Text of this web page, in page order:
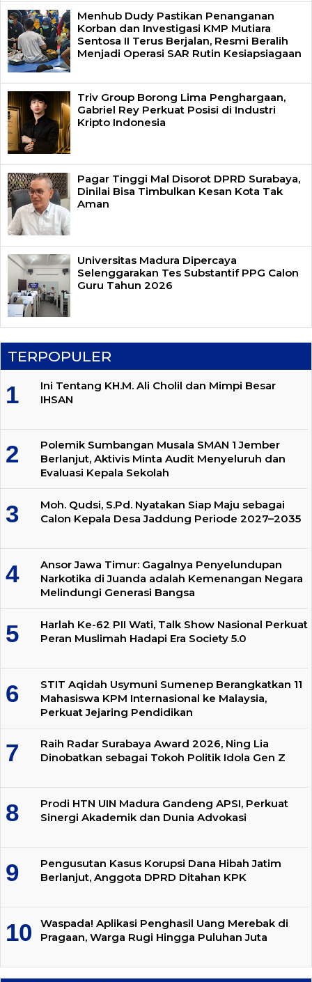
Menhub Dudy Pastikan Penanganan
Korban dan Investigasi KMP Mutiara
Sentosa II Terus Berjalan, Resmi Beralih
Menjadi Operasi SAR Rutin Kesiapsiagaan
Triv Group Borong Lima Penghargaan,
Gabriel Rey Perkuat Posisi di Industri
Kripto Indonesia
Pagar Tinggi Mal Disorot DPRD Surabaya,
Dinilai Bisa Timbulkan Kesan Kota Tak
Aman
Universitas Madura Dipercaya
Selenggarakan Tes Substantif PPG Calon
Guru Tahun 2026
TERPOPULER
Ini Tentang KH.M. Ali Cholil dan Mimpi Besar
IHSAN
Polemik Sumbangan Musala SMAN 1 Jember
Berlanjut, Aktivis Minta Audit Menyeluruh dan
Evaluasi Kepala Sekolah
Moh. Qudsi, S.Pd. Nyatakan Siap Maju sebagai
Calon Kepala Desa Jaddung Periode 2027–2035
Ansor Jawa Timur: Gagalnya Penyelundupan
Narkotika di Juanda adalah Kemenangan Negara
Melindungi Generasi Bangsa
Harlah Ke-62 PII Wati, Talk Show Nasional Perkuat
Peran Muslimah Hadapi Era Society 5.0
STIT Aqidah Usymuni Sumenep Berangkatkan 11
Mahasiswa KPM Internasional ke Malaysia,
Perkuat Jejaring Pendidikan
Raih Radar Surabaya Award 2026, Ning Lia
Dinobatkan sebagai Tokoh Politik Idola Gen Z
Prodi HTN UIN Madura Gandeng APSI, Perkuat
Sinergi Akademik dan Dunia Advokasi
Pengusutan Kasus Korupsi Dana Hibah Jatim
Berlanjut, Anggota DPRD Ditahan KPK
Waspada! Aplikasi Penghasil Uang Merebak di
Pragaan, Warga Rugi Hingga Puluhan Juta